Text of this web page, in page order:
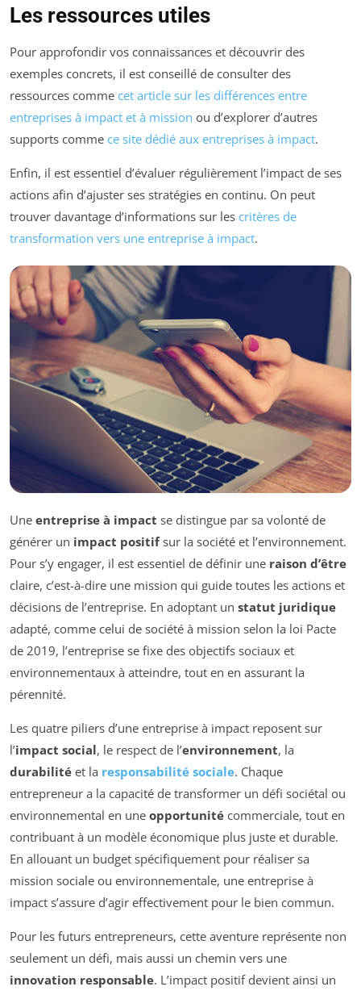
Les ressources utiles
Pour approfondir vos connaissances et découvrir des
exemples concrets, il est conseillé de consulter des
ressources comme cet article sur les différences entre
entreprises à impact et à mission ou d’explorer d’autres
supports comme ce site dédié aux entreprises à impact.
Enfin, il est essentiel d’évaluer régulièrement l’impact de ses
actions afin d’ajuster ses stratégies en continu. On peut
trouver davantage d’informations sur les critères de
transformation vers une entreprise à impact.
Une entreprise à impact se distingue par sa volonté de
générer un impact positifsur la société et l’environnement.
Pour s’y engager, il est essentiel de définir une raison d’être
claire, c’est-à-dire une mission qui guide toutes les actions et
décisions de l’entreprise. En adoptant un statut juridique
adapté, comme celui de société à mission selon la loi Pacte
de 2019, l’entreprise se fixe des objectifs sociaux et
environnementaux à atteindre, tout en en assurant la
pérennité.
Les quatre piliers d’une entreprise à impact reposent sur
l’impact social, le respect de l’environnement, la
durabilité et la responsabilité sociale. Chaque
entrepreneur a la capacité de transformer un défi sociétal ou
environnemental en une opportunité commerciale, tout en
contribuant à un modèle économique plus juste et durable.
En allouant un budget spécifiquement pour réaliser sa
mission sociale ou environnementale, une entreprise à
impact s’assure d’agir effectivement pour le bien commun.
Pour les futurs entrepreneurs, cette aventure représente non
seulement un défi, mais aussi un chemin vers une
innovation responsable. L’impact positif devient ainsi un